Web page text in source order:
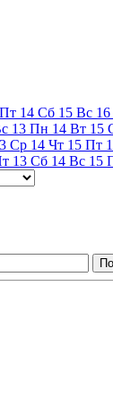
Пт 14 Сб 15 Вс 16
13 Пн 14 Вт 15
Ср 14 Чт 15 Пт
13 Сб 14 Вс 15